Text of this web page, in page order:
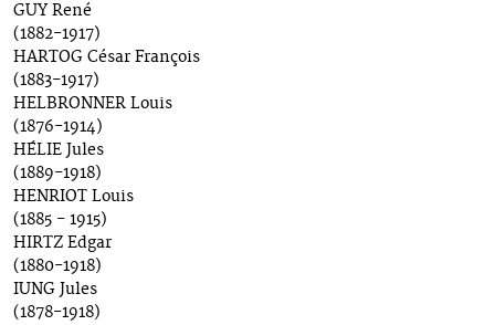
GUY René
(1882-1917)
HARTOG César François
(1883-1917)
HELBRONNER Louis
(1876-1914)
HÉLIE Jules
(1889-1918)
HENRIOT Louis
(1885 - 1915)
HIRTZ Edgar
(1880-1918)
IUNG Jules
(1878-1918)